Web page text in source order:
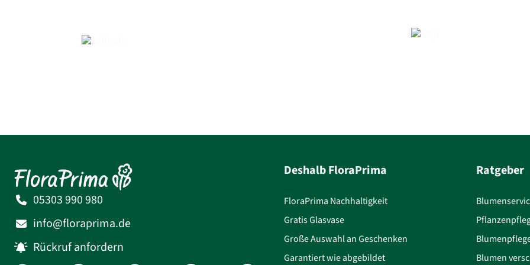
05303 990 980
info@floraprima.de
Rückruf anfordern
Deshalb FloraPrima
FloraPrima Nachhaltigkeit
Gratis Glasvase
Große Auswahl an Geschenken
Garantiert wie abgebildet
Ratgeber
Blumen